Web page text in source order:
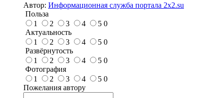
Автор: Информационная служба портала 2x2.su
Польза
1
2 3 4 5 0
Актуальность
1
2 3 4 5 0
Развёрнутость
1
2 3 4 5 0
Фотография
1
2 3 4 5 0
Пожелания автору